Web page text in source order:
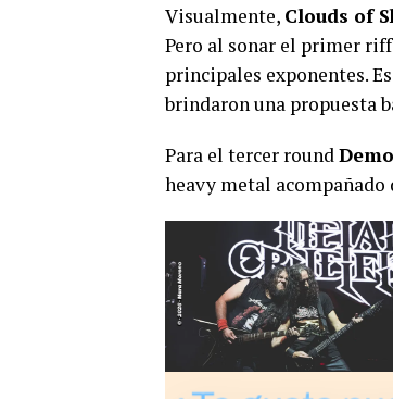
Visualmente, Clouds of
Pero al sonar el primer
principales exponentes.
brindaron una propuesta
Para el tercer round
heavy metal acompañado